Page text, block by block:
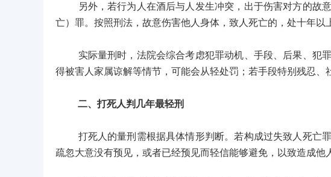
另外，若行为人在酒后与人发生冲突，出于伤害对方的故意
亡）罪。按照刑法，故意伤害他人身体，致人死亡的，处十年以
实际量刑时，法院会综合考虑犯罪动机、手段、后果、犯罪
得被害人家属谅解等情节，可能会从轻处罚；若手段特别残忍、
二、打死人判几年最轻刑
打死人的量刑需根据具体情形判断。若构成过失致人死亡罪
疏忽大意没有预见，或者已经预见而轻信能够避免，以致造成他